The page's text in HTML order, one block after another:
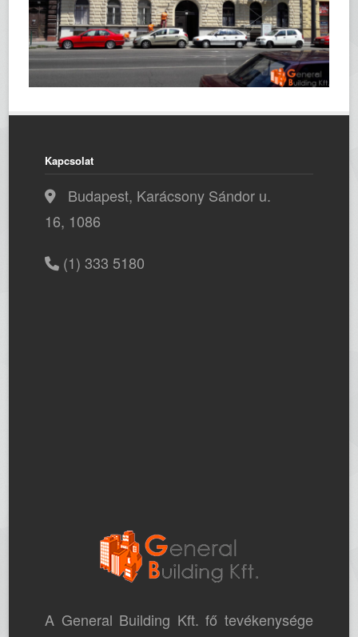
Kapcsolat
Budapest, Karácsony Sándor u.
16, 1086
(1) 333 5180
A General Building Kft. fő tevékenysége